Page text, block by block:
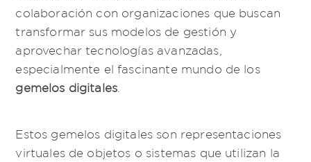
colaboración con organizaciones que buscan
transformar sus modelos de gestión y
aprovechar tecnologías avanzadas,
especialmente el fascinante mundo de los
gemelos digitales
Estos gemelos digitales son representaciones
virtuales de objetos o sistemas que utilizan la